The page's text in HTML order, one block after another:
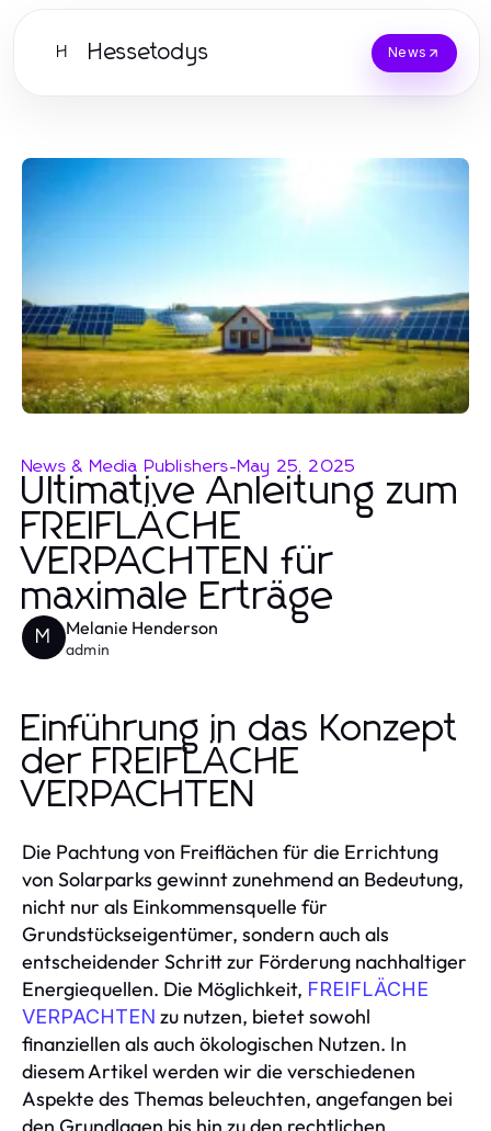
H Hessetodys News
News & Media Publishers-May 25, 2025
Ultimative Anleitung zum
FREIFLÄCHE
VERPACHTEN für
maximale Erträge
M Melanie Henderson
admin
Einführung in das Konzept
der FREIFLÄCHE
VERPACHTEN
Die Pachtung von Freiflächen für die Errichtung
von Solarparks gewinnt zunehmend an Bedeutung,
nicht nur als Einkommensquelle für
Grundstückseigentümer, sondern auch als
entscheidender Schritt zur Förderung nachhaltiger
Energiequellen. Die Möglichkeit, FREIFLÄCHE
VERPACHTEN zu nutzen, bietet sowohl
finanziellen als auch ökologischen Nutzen. In
diesem Artikel werden wir die verschiedenen
Aspekte des Themas beleuchten, angefangen bei
den Grundlagen bis hin zu den rechtlichen